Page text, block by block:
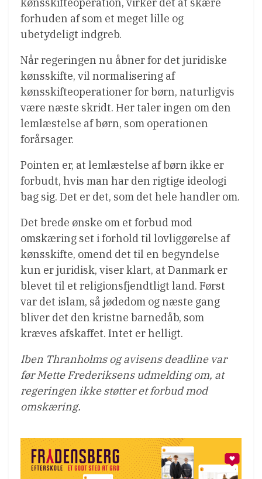
kønsskifteoperation, virker det at skære
forhuden af som et meget lille og
ubetydeligt indgreb.
Når regeringen nu åbner for det juridiske
kønsskifte, vil normalisering af
kønsskifteoperationer for børn, naturligvis
være næste skridt. Her taler ingen om den
lemlæstelse af børn, som operationen
forårsager.
Pointen er, at lemlæstelse af børn ikke er
forbudt, hvis man har den rigtige ideologi
bag sig. Det er det, som det hele handler om.
Det brede ønske om et forbud mod
omskæring set i forhold til lovliggørelse af
kønsskifte, omend det til en begyndelse
kun er juridisk, viser klart, at Danmark er
blevet til et religionsfjendtligt land. Først
var det islam, så jødedom og næste gang
bliver det den kristne barnedåb, som
kræves afskaffet. Intet er helligt.
Iben Thranholms og avisens deadline var
før Mette Frederiksens udmelding om, at
regeringen ikke støtter et forbud mod
omskæring.